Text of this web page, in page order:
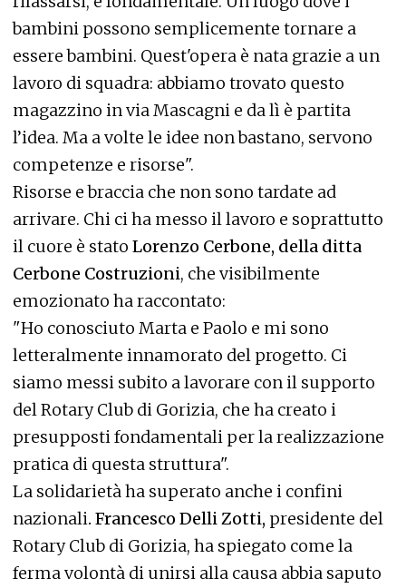
bambini possono semplicemente tornare a
essere bambini. Quest'opera è nata grazie a un
lavoro di squadra: abbiamo trovato questo
magazzino in via Mascagni e da lì è partita
l’idea. Ma a volte le idee non bastano, servono
competenze e risorse".
Risorse e braccia che non sono tardate ad
arrivare. Chi ci ha messo il lavoro e soprattutto
il cuore è stato Lorenzo Cerbone, della ditta
Cerbone Costruzioni, che visibilmente
emozionato ha raccontato:
"Ho conosciuto Marta e Paolo e mi sono
letteralmente innamorato del progetto. Ci
siamo messi subito a lavorare con il supporto
del Rotary Club di Gorizia, che ha creato i
presupposti fondamentali per la realizzazione
pratica di questa struttura".
La solidarietà ha superato anche i confini
nazionali. Francesco Delli Zotti, presidente del
Rotary Club di Gorizia, ha spiegato come la
ferma volontà di unirsi alla causa abbia saputo